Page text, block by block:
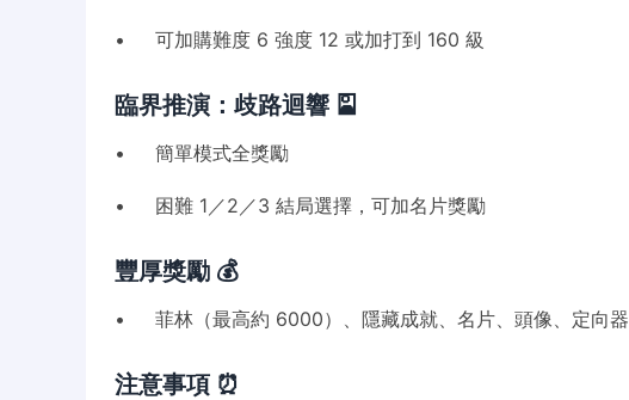
• 可加購難度 6 強度 12 或加打到 160 級
臨界推演：歧路迴響 🎴
• 簡單模式全獎勵
• 困難 1／2／3 結局選擇，可加名片獎勵
豐厚獎勵 💰
• 菲林（最高約 6000）、隱藏成就、名片、頭像、定向器
注意事項 ⏰